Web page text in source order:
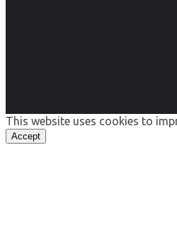
This website uses cookies to
Accept